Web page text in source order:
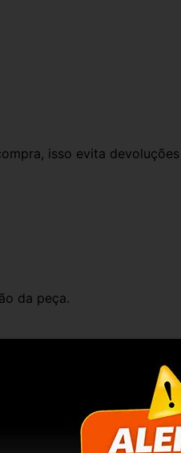
isso evita
da peça.
o CEP na área de